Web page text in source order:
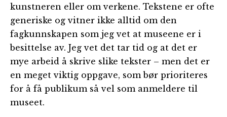
kunstneren eller om verkene. Tekstene er ofte
generiske og vitner ikke alltid om den
fagkunnskapen som jeg vet at museene er i
besittelse av. Jeg vet det tar tid og at det er
mye arbeid å skrive slike tekster – men det er
en meget viktig oppgave, som bør prioriteres
for å få publikum så vel som anmeldere til
museet.